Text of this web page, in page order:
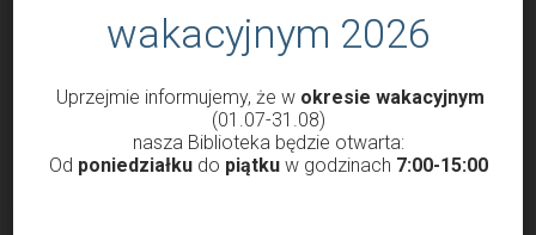
Małgorzata Świerczek 19 marca 2026
W środę (18 marca) w Oddziale dla Dzieci odbyło się
ZAŁADUJ WIĘCEJ WPISÓW
wakacyjnym 2026
Uprzejmie informujemy, że w okresie wakacyjnym
(01.07-31.08)
nasza Biblioteka będzie otwarta:
Od poniedziałkudo piątkuw godzinach 7:00-15:00